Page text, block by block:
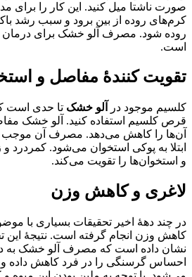
کرم‌های روده از بین برود و سبب رشد
روده شود. مصرف آلو خشک برای درمان
است.
تقویت کنندۀ مفاصل و
کلسیم موجود در آلو خشک تا حدی است
قرص کلسیم استفاده کنید. آلو خشک
آن‌ها را کاهش می‌دهد. مصرف آن
ابتلا به پوکی استخوان می‌شود. کمردرد و
و استخوان‌ها را تقویت می‌کند.
لاغری و کاهش وزن
در چند دهۀ اخیر تحقیقات بسیاری با
کاهش وزن انجام گرفته است. نتیجۀ این
نشان داده است که مصرف آلو خشک به
احساس گرسنگی را در فرد کاهش داده